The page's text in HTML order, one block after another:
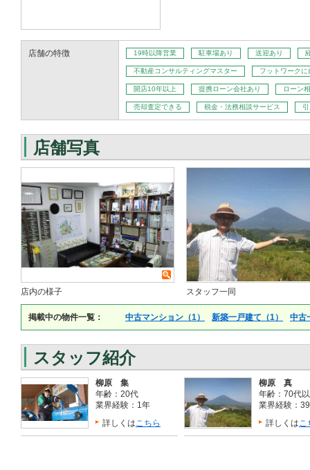
店舗の特徴 19時以降営業 駐車場あり 送迎あり
不動産コンサルティングマスター フットワークに
開店10年以上 提携ローン会社あり ローン
売却査定できる 税金・法務相談サービス
店舗写真
店内の様子 スタッフ一同
掲載中の物件一覧： 中古マンション（1） 新築一戸建て（1） 中古
スタッフ紹介
柳原 集
年齢：20代
業界経験：1年
詳しくはこちら
柳原 真
年齢：70代
業界経験：
詳しくはこ